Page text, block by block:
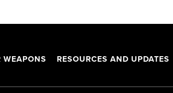
RESOURCES AND UPDATES